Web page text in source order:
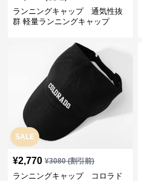
ランニングキャップ 通気性抜
群 軽量ランニングキャップ
SALE
¥2,770 ¥3080(割引前)
ランニングキャップ コロラド